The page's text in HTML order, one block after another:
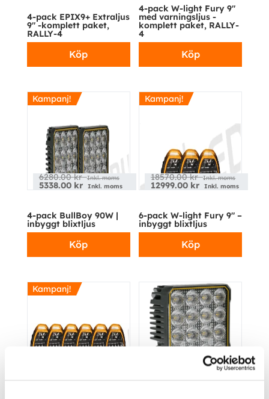
4-pack EPIX9+ Extraljus
9″ -komplett paket,
RALLY-4
Köp
4-pack W-light Fury 9″
med varningsljus -
komplett paket, RALLY-
4
Köp
Kampanj!
6280.00kr Inkl. moms
5338.00 kr Inkl. moms
4-pack BullBoy 90W |
inbyggt blixtljus
Köp
Kampanj!
18570.00kr Inkl. moms
12999.00 kr Inkl. moms
6-pack W-light Fury 9″ –
inbyggt blixtljus
Köp
Kampanj!